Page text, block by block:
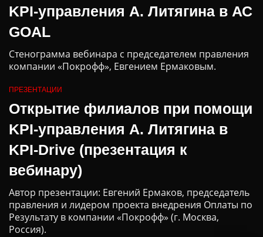
KPI-управления А. Литягина в АС
GOAL
Стенограмма вебинара с председателем правления
компании «Покрофф», Евгением Ермаковым.
ПРЕЗЕНТАЦИИ
Открытие филиалов при помощи
KPI-управления А. Литягина в
KPI-Drive (презентация к
вебинару)
Автор презентации: Евгений Ермаков, председатель
правления и лидером проекта внедрения Оплаты по
Результату в компании «Покрофф» (г. Москва,
Россия).